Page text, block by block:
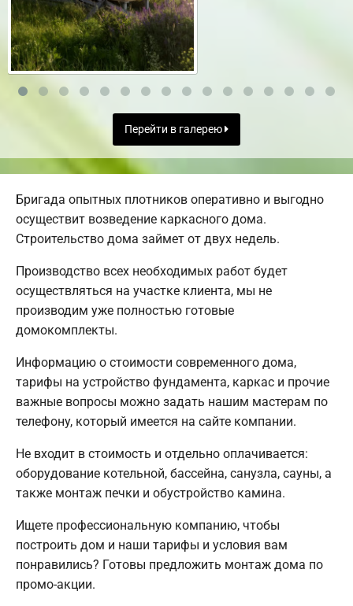
Перейти в галерею
Бригада опытных плотников оперативно и выгодно
осуществит возведение каркасного дома.
Строительство дома займет от двух недель.
Производство всех необходимых работ будет
осуществляться на участке клиента, мы не
производим уже полностью готовые
домокомплекты.
Информацию о стоимости современного дома,
тарифы на устройство фундамента, каркас и прочие
важные вопросы можно задать нашим мастерам по
телефону, который имеется на сайте компании.
Не входит в стоимость и отдельно оплачивается:
оборудование котельной, бассейна, санузла, сауны, а
также монтаж печки и обустройство камина.
Ищете профессиональную компанию, чтобы
построить дом и наши тарифы и условия вам
понравились? Готовы предложить монтаж дома по
промо-акции.